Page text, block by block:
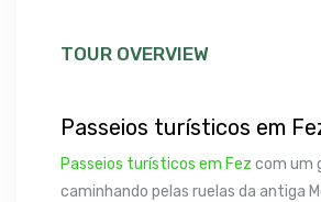
TOUR OVERVIEW
Passeios turísticos em
Passeios turísticos em Fez com um
caminhando pelas ruelas da antiga